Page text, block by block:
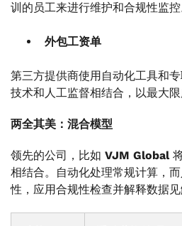
训的员工来进行维护和合规性监控
外包工资单
第三方提供商使用自动化工具和
技术和人工监督相结合，以最大限
两全其美：混合模型
领先的公司，比如 VJM Global
相结合。自动化处理常规计算，
性，应用合规性检查并解释数据见